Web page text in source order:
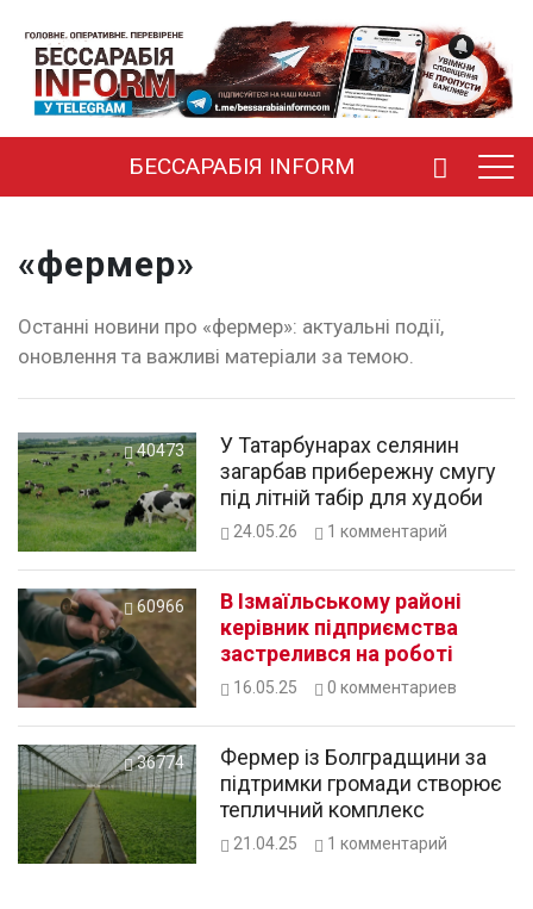
БЕССАРАБІЯ INFORM
«фермер»
Останні новини про «фермер»: актуальні події,
оновлення та важливі матеріали за темою.
40473
У Татарбунарах селянин
загарбав прибережну смугу
під літній табір для худоби
24.05.26 1 комментарий
60966
В Ізмаїльському районі
керівник підприємства
застрелився на роботі
16.05.25 0 комментариев
36774
Фермер із Болградщини за
підтримки громади створює
тепличний комплекс
21.04.25 1 комментарий